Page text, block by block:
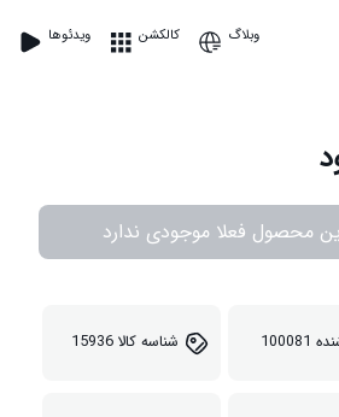
ویدئوها کالکشن وبلاگ
محصول فعلا موجودی ندارد
100081 شناسه کالا15936